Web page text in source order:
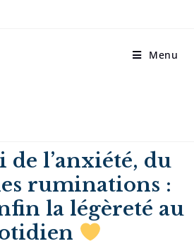
Menu
l’anxiété, du
ruminations :
la légèreté au